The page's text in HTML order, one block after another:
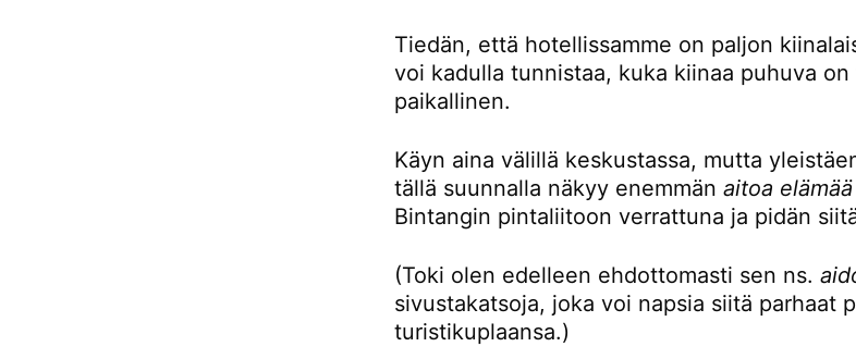
Tiedän, että hotellissamme on paljon
voi kadulla tunnistaa, kuka kiinaa puhuva
paikallinen.
Käyn aina välillä keskustassa, mutta
tällä suunnalla näkyy enemmän aitoa elämää
Bintangin pintaliitoon verrattuna ja pidän
(Toki olen edelleen ehdottomasti sen ns.
sivustakatsoja, joka voi napsia siitä parhaat
turistikuplaansa.)